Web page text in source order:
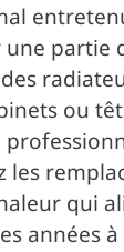
une
ou
les
qui
années